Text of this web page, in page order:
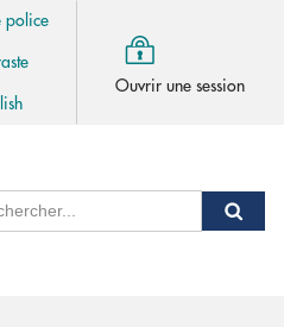
police
Ouvrir une session